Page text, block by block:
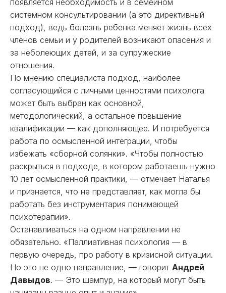
появляется необходимость и в семейном
системном консультировании (а это директивный
подход), ведь болезнь ребенка меняет жизнь всех
членов семьи и у родителей возникают опасения и
за неболеющих детей, и за супружеские
отношения.
По мнению специалиста подход, наиболее
согласующийся с личными ценностями психолога
может быть выбран как основной,
методологический, а остальное повышение
квалификации — как дополняющее. И потребуется
работа по осмысленной интеграции, чтобы
избежать «сборной солянки». «Чтобы полностью
раскрыться в подходе, в котором работаешь нужно
10 лет осмысленной практики, — отмечает Наталья
и признается, что не представляет, как могла бы
работать без инструментария понимающей
психотерапии».
Останавливаться на одном направлении не
обязательно. «Паллиативная психология — в
первую очередь, про работу в кризисной ситуации.
Но это не одно направление, — говорит Андрей
Давыдов. — Это шампур, на который могут быть